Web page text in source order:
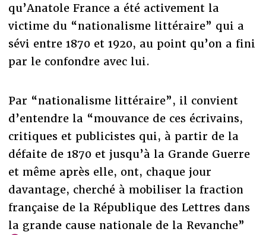
qu’Anatole France a été activement la
victime du “nationalisme littéraire” qui a
sévi entre 1870 et 1920, au point qu’on a fini
par le confondre avec lui.
Par “nationalisme littéraire”, il convient
d’entendre la “mouvance de ces écrivains,
critiques et publicistes qui, à partir de la
défaite de 1870 et jusqu’à la Grande Guerre
et même après elle, ont, chaque jour
davantage, cherché à mobiliser la fraction
française de la République des Lettres dans
la grande cause nationale de la Revanche”